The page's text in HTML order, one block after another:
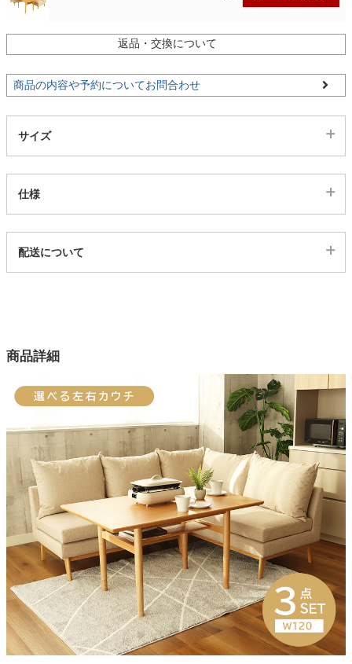
タワー
返品・交換について
商品の内容や予約についてお問合わせ
サイズ
仕様
3ds03200366
2色
テーブルサイズ
2人用ソファサイズ
幅119.5×奥行45×高さ44(cm)
カウチソファサイズ
幅158×奥行70×高さ66ｘ座面高45(cm)
テーブル天板
ニレ無垢材
テーブル天板塗装
ウレタン塗装
テーブル脚
配送について
商品詳細